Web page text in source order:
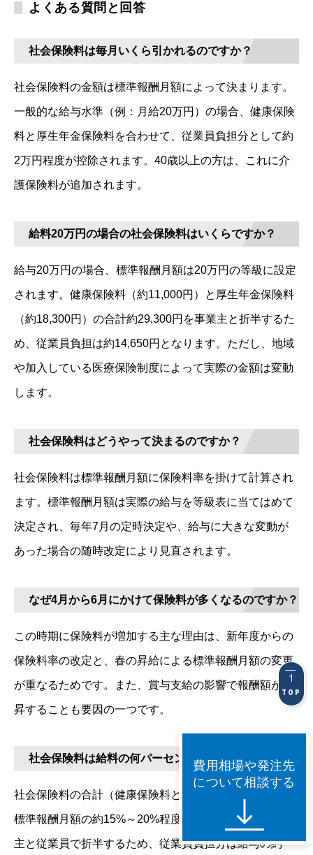
よくある質問と回答
社会保険料は毎月いくら引かれるのですか？
社会保険料の金額は標準報酬月額によって決まります。
一般的な給与水準（例：月給20万円）の場合、健康保険
料と厚生年金保険料を合わせて、従業員負担分として約
2万円程度が控除されます。40歳以上の方は、これに介
護保険料が追加されます。
給料20万円の場合の社会保険料はいくらですか？
給与20万円の場合、標準報酬月額は20万円の等級に設定
されます。健康保険料（約11,000円）と厚生年金保険料
（約18,300円）の合計約29,300円を事業主と折半するた
め、従業員負担は約14,650円となります。ただし、地域
や加入している医療保険制度によって実際の金額は変動
します。
社会保険料はどうやって決まるのですか？
社会保険料は標準報酬月額に保険料率を掛けて計算され
ます。標準報酬月額は実際の給与を等級表に当てはめて
決定され、毎年7月の定時決定や、給与に大きな変動が
あった場合の随時改定により見直されます。
なぜ4月から6月にかけて保険料が多くなるのですか？
この時期に保険料が増加する主な理由は、新年度からの
保険料率の改定と、春の昇給による標準報酬月額の変更
が重なるためです。また、賞与支給の影響で報酬額が上
昇することも要因の一つです。
社会保険料は給料の何パーセントですか？
社会保険料の合計（健康保険料と厚生年金保険料）は、
標準報酬月額の約15%～20%程度です。この金額を事業
主と従業員で折半するため、従業員負担分は給与の約
TOP
費用相場や発注先
について相談する